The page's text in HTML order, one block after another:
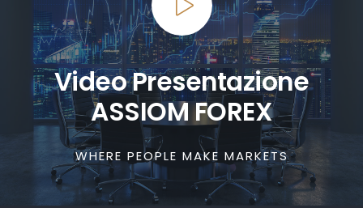
Video Presentazione
ASSIOM FOREX
WHERE PEOPLE MAKE MARKETS